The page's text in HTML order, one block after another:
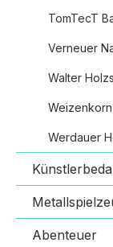
TomTecT
Verneuer
Walter
Werdauer
Abenteuer